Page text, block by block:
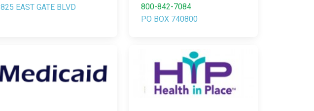
825 EAST GATE BLVD
800-842-7084
PO BOX 740800